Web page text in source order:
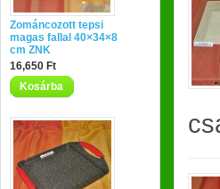
Zománcozott tepsi
magas fallal 40×34×8
cm ZNK
16,650 Ft
Kosárba